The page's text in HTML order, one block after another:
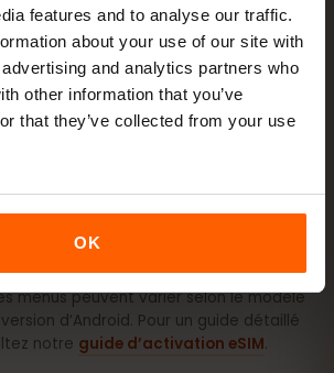
features and to analyse our traffic.
about your use of our site with
and analytics partners who
other information that you’ve
that they’ve collected from your use
OK
compatibilité
activer l’eSIM sur iPhone
activer l’eSIM sur Android
menus peuvent varier selon le modèle
d’Android. Pour un guide détaillé
notre guide d’activation eSIM.